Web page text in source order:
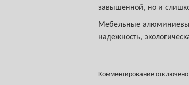
завышенной, но и
Мебельные
надежность,
Комментирование отключено